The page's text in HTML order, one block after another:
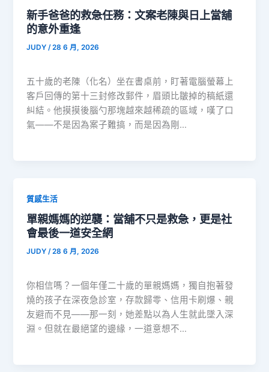
新手爸爸的救急任務：文案老陳與日上當舖
的意外重逢
JUDY/28 6 月, 2026
五十歲的老陳（化名）坐在書桌前，盯著電腦螢幕上
客戶回傳的第十三封修改郵件，眉頭比皺掉的稿紙還
糾結。他摸摸後腦勺那塊越來越稀疏的區域，嘆了口
氣——不是因為案子難搞，而是因為剛…
質感生活
單親媽媽的逆襲：當舖不只是救急，更是社
會最後一道安全網
JUDY/28 6 月, 2026
你相信嗎？一個年僅二十歲的單親媽媽，獨自抱著發
燒的孩子在深夜急診室，存款歸零、信用卡刷爆、親
友避而不見——那一刻，她差點以為人生就此墜入深
淵。但就在最絕望的邊緣，一道意想不…